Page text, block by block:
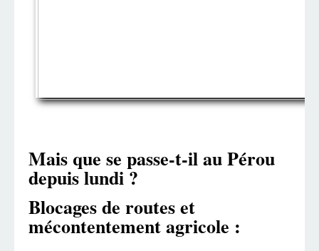
Mais que se passe-t-il au Pérou
depuis lundi ?
Blocages de routes et
mécontentement agricole :